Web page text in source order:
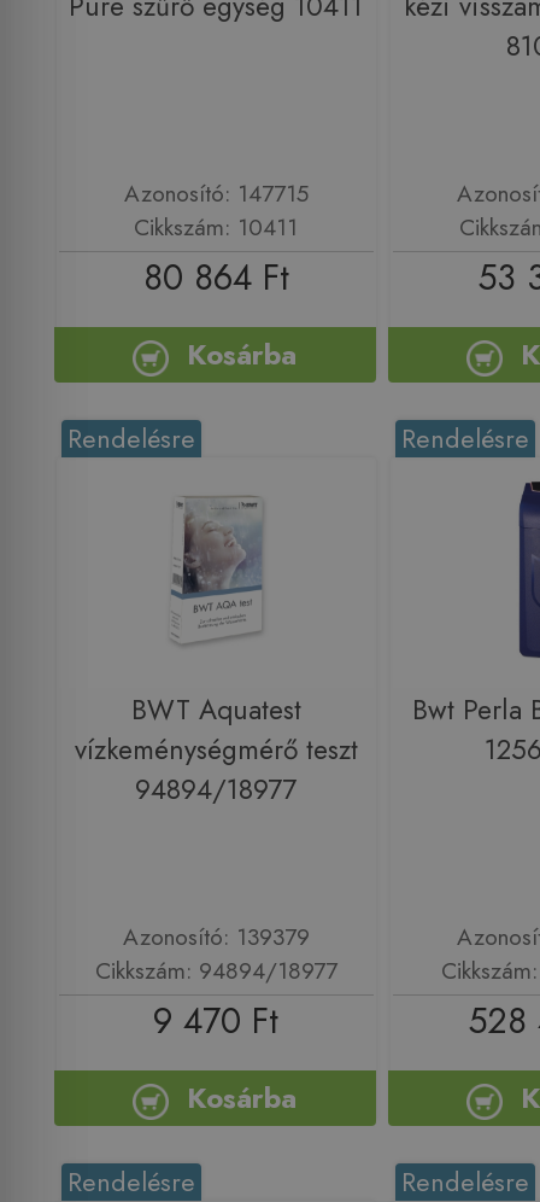
Azonosító: 147715
Cikkszám: 10411
80 864 Ft
Kosárba
53
Rendelésre
BWT Aquatest
vízkeménységmérő teszt
94894/18977
Azonosító: 139379
Cikkszám: 94894/18977
9 470 Ft
Kosárba
Rendelésre
Bwt Perla
528
Rendelésre Rendelésre